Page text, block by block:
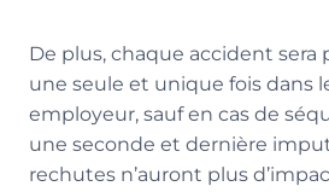
De plus, chaque accident sera
une seule et unique fois dans
employeur, sauf en cas de
une seconde et dernière
rechutes n’auront plus